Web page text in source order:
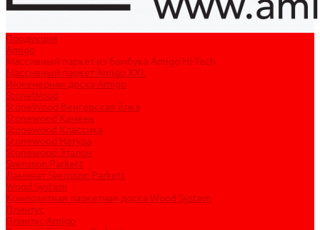
Продукция
Amigo
Массивный паркет из бамбука Amigo Hi-Tech
Массивный паркет Amigo XXL
Инженерная доска Amigo
StoneWood
StoneWood Венгерская ёлка
Stonewood Камень
Stonewood Классика
Stonewood Натура
Stonewood Эталон
Svensson Parkett
Ламинат Svensson Parkett
Wood System
Композитная паркетная доска Wood System
Плинтус
Плинтус Amigo